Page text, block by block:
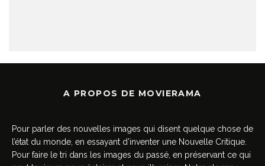
A PROPOS DE MOVIERAMA
Pour parler des nouvelles images qui disent quelque chose de
l’état du monde, en essayant d’inventer une Nouvelle Critique.
Pour faire le tri dans les images du passé, en préservant ce qui